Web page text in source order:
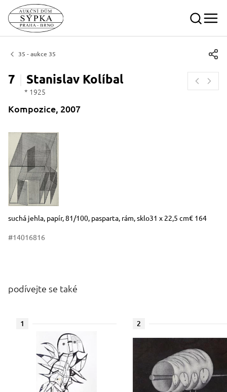
35 - aukce 35
7 Stanislav Kolíbal
* 1925
Kompozice, 2007
Rozměry
Stručný popis předmětu
suchá jehla, papír, 81/100, pasparta, rám, sklo31 x 22,5 cm€ 164
#14016816
podívejte se také
1 2